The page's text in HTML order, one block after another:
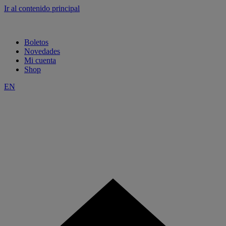
Ir al contenido principal
Boletos
Novedades
Mi cuenta
Shop
EN